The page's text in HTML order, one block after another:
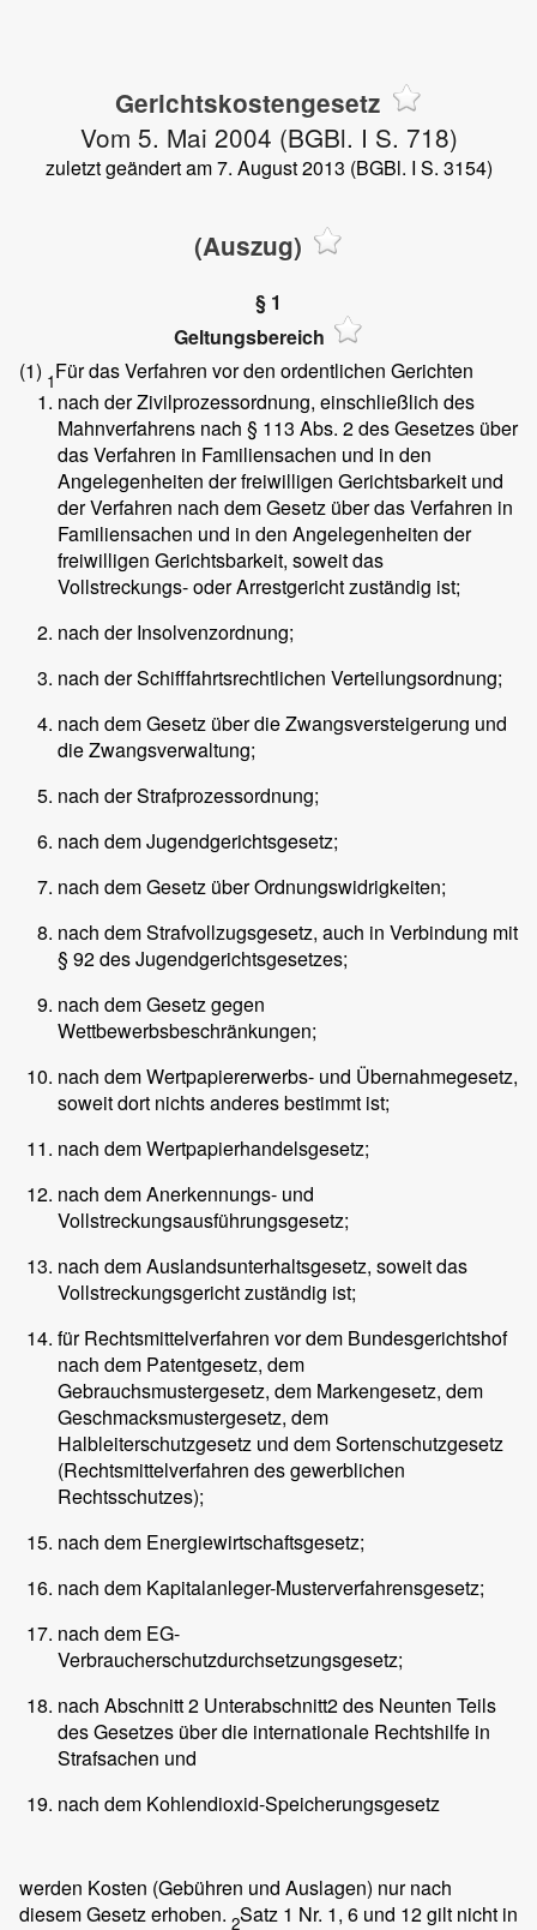
Gerichtskostengesetz
Vom 5. Mai 2004 (BGBl. I S. 718)
zuletzt geändert am 7. August 2013 (BGBl. I S. 3154)
(Auszug)
§ 1
Geltungsbereich
(1) 1Für das Verfahren vor den ordentlichen Gerichten
nach der Zivilprozessordnung, einschließlich des
Mahnverfahrens nach § 113 Abs. 2 des Gesetzes über
das Verfahren in Familiensachen und in den
Angelegenheiten der freiwilligen Gerichtsbarkeit und
der Verfahren nach dem Gesetz über das Verfahren in
Familiensachen und in den Angelegenheiten der
freiwilligen Gerichtsbarkeit, soweit das
Vollstreckungs- oder Arrestgericht zuständig ist;
nach der Insolvenzordnung;
nach der Schifffahrtsrechtlichen Verteilungsordnung;
nach dem Gesetz über die Zwangsversteigerung und
die Zwangsverwaltung;
nach der Strafprozessordnung;
nach dem Jugendgerichtsgesetz;
nach dem Gesetz über Ordnungswidrigkeiten;
nach dem Strafvollzugsgesetz, auch in Verbindung mit
§ 92 des Jugendgerichtsgesetzes;
nach dem Gesetz gegen
Wettbewerbsbeschränkungen;
nach dem Wertpapiererwerbs- und Übernahmegesetz,
soweit dort nichts anderes bestimmt ist;
nach dem Wertpapierhandelsgesetz;
nach dem Anerkennungs- und
Vollstreckungsausführungsgesetz;
nach dem Auslandsunterhaltsgesetz, soweit das
Vollstreckungsgericht zuständig ist;
für Rechtsmittelverfahren vor dem Bundesgerichtshof
nach dem Patentgesetz, dem
Gebrauchsmustergesetz, dem Markengesetz, dem
Geschmacksmustergesetz, dem
Halbleiterschutzgesetz und dem Sortenschutzgesetz
(Rechtsmittelverfahren des gewerblichen
Rechtsschutzes);
nach dem Energiewirtschaftsgesetz;
nach dem Kapitalanleger-Musterverfahrensgesetz;
nach dem EG-
Verbraucherschutzdurchsetzungsgesetz;
nach Abschnitt 2 Unterabschnitt2 des Neunten Teils
des Gesetzes über die internationale Rechtshilfe in
Strafsachen und
nach dem Kohlendioxid-Speicherungsgesetz
werden Kosten (Gebühren und Auslagen) nur nach
diesem Gesetz erhoben. 2Satz 1 Nr. 1, 6 und 12 gilt nicht in